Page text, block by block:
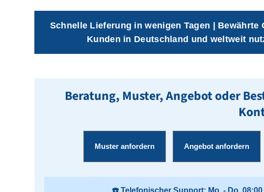
Schnelle Lieferung in wenigen Tagen |
Kunden in Deutschland und weltweit
Beratung, Muster, Angebot oder
Muster anfordern Angebot anfordern